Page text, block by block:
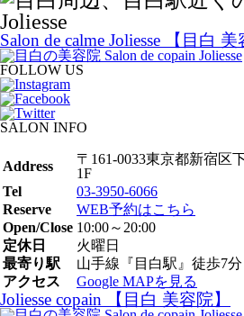
Salon de calme Joliesse 【目白 美
FOLLOW US
SALON INFO
Address
〒161-0033東京都新宿区
1F
Tel
03-3950-6066
Reserve
WEB予約はこちら
Open/Close 10:00～20:00
定休日
火曜日
最寄り駅
山手線『目白駅』徒歩7分
アクセス
Google MAPを見る
Joliesse copain 【目白 美容院】